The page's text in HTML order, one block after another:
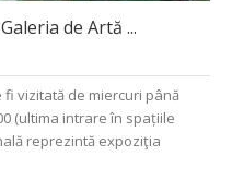
de Artă ...
fi vizitată de miercuri până
(ultima intrare în spațiile
reprezintă expoziţia